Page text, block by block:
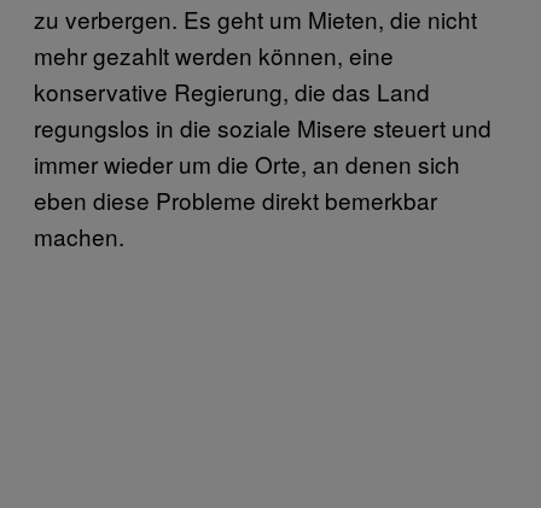
zu verbergen. Es geht um Mieten, die nicht
mehr gezahlt werden können, eine
konservative Regierung, die das Land
regungslos in die soziale Misere steuert und
immer wieder um die Orte, an denen sich
eben diese Probleme direkt bemerkbar
machen.